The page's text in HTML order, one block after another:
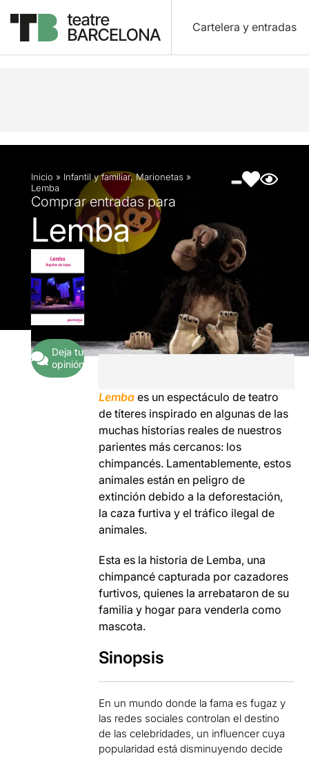
Cartelera y entradas
Descripción Ficha artística Fotos y vídeos
Inicio » Infantil y familiar,Marionetas »
Lemba
Comprar entradas para
Lemba
Deja tu
opinión
Lemba es un espectáculo de teatro
de títeres inspirado en algunas de las
muchas historias reales de nuestros
parientes más cercanos: los
chimpancés. Lamentablemente, estos
animales están en peligro de
extinción debido a la deforestación,
la caza furtiva y el tráfico ilegal de
animales.
Esta es la historia de Lemba, una
chimpancé capturada por cazadores
furtivos, quienes la arrebataron de su
familia y hogar para venderla como
mascota.
Sinopsis
En un mundo donde la fama es fugaz y
las redes sociales controlan el destino
de las celebridades, un influencer cuya
popularidad está disminuyendo decide